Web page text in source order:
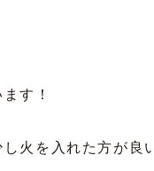
す！
火を入れた方が良